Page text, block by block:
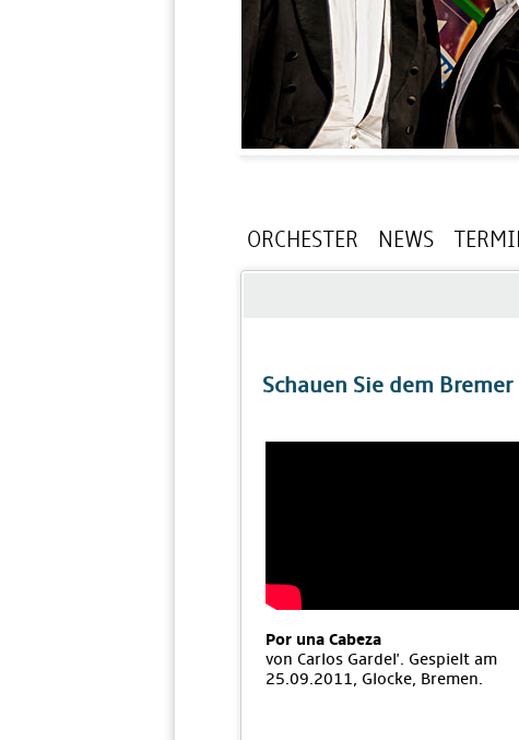
ORCHESTER NEWS
Schauen Sie dem
Por una Cabeza
von Carlos Gardel'. Gespielt am
25.09.2011, Glocke, Bremen.